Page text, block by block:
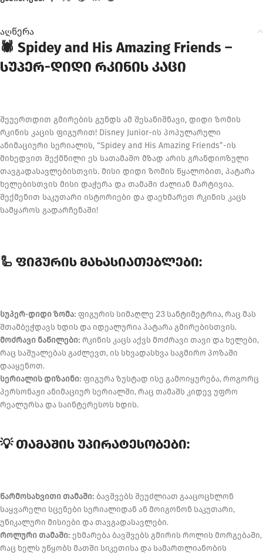
აღწერა
🕷️ Spidey and His Amazing Friends –
სუპერ-დიდი რკინის კაცი
შეუერთდით გმირების გუნდს ამ შესანიშნავი, დიდი ზომის
რკინის კაცის ფიგურით! Disney Junior-ის პოპულარული
ანიმაციური სერიალის, “Spidey and His Amazing Friends”-ის
მიხედვით შექმნილი ეს სათამაშო მზად არის გრანდიოზული
თავგადასავლებისთვის. მისი დიდი ზომის წყალობით, პატარა
ხელებისთვის მისი დაჭერა და თამაში ძალიან მარტივია.
შექმენით საკუთარი ისტორიები და დაეხმარეთ რკინის კაცს
სამყაროს გადარჩენაში!
🦾 ფიგურის მახასიათებლები:
სუპერ-დიდი ზომა: ფიგურის სიმაღლე 23 სანტიმეტრია, რაც მას
შთამბეჭდავს ხდის და იდეალურია პატარა გმირებისთვის.
მოძრავი ნაწილები: რკინის კაცს აქვს მოძრავი თავი და ხელები,
რაც საშუალებას გაძლევთ, ის სხვადასხვა საგმირო პოზაში
დააყენოთ.
სერიალის დიზაინი: ფიგურა ზუსტად ისე გამოიყურება, როგორც
პერსონაჟი ანიმაციურ სერიალში, რაც თამაშს კიდევ უფრო
რეალურსა და საინტერესოს ხდის.
💡 თამაშის უპირატესობები:
წარმოსახვითი თამაში: ბავშვებს შეუძლიათ გააცოცხლონ
საყვარელი სცენები სერიალიდან ან მოიგონონ საკუთარი,
უნიკალური მისიები და თავგადასავლები.
როლური თამაში: ეხმარება ბავშვებს გმირის როლის მორგებაში,
რაც ხელს უწყობს მათში სიკეთისა და სამართლიანობის